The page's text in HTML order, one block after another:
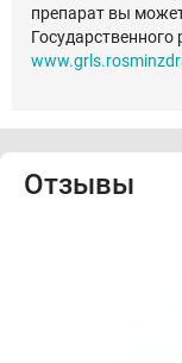
препарат вы
Государственного
Отзывы